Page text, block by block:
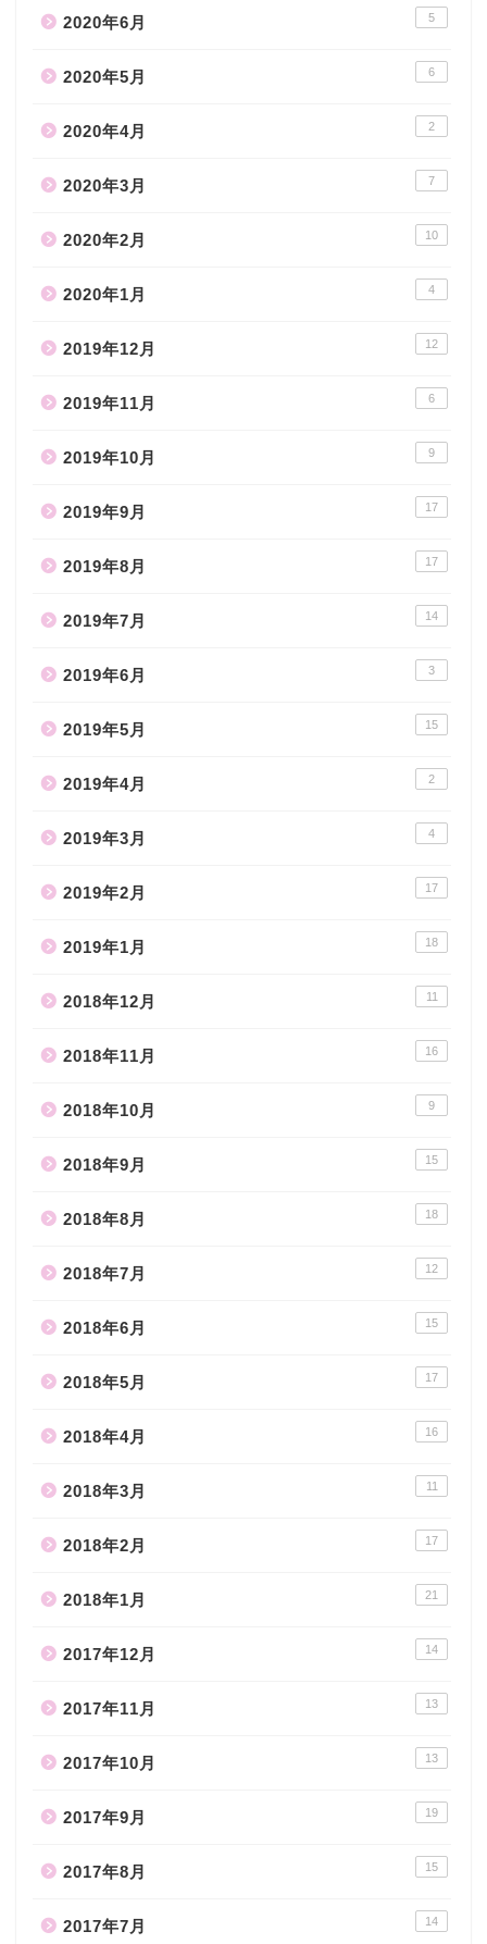
2020年6月 5
2020年5月 6
2020年4月 2
2020年3月 7
2020年2月 10
2020年1月 4
2019年12月 12
2019年11月 6
2019年10月 9
2019年9月 17
2019年8月 17
2019年7月 14
2019年6月 3
2019年5月 15
2019年4月 2
2019年3月 4
2019年2月 17
2019年1月 18
2018年12月 11
2018年11月 16
2018年10月 9
2018年9月 15
2018年8月 18
2018年7月 12
2018年6月 15
2018年5月 17
2018年4月 16
2018年3月 11
2018年2月 17
2018年1月 21
2017年12月 14
2017年11月 13
2017年10月 13
2017年9月 19
2017年8月 15
2017年7月 14